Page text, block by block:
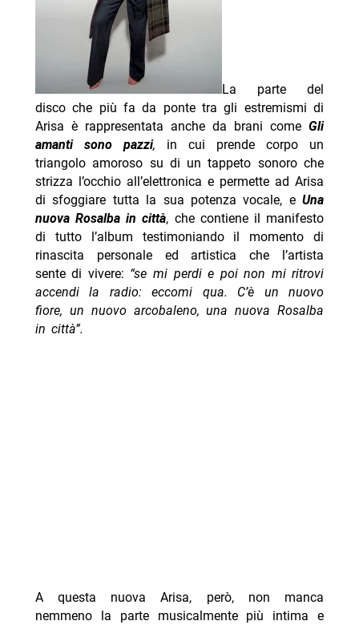
La parte del
disco che più fa da ponte tra gli estremismi di
Arisa è rappresentata anche da brani comeGli
amanti sono pazzi, in cui prende corpo un
triangolo amoroso su di un tappeto sonoro che
strizza l’occhio all’elettronica e permette ad Arisa
di sfoggiare tutta la sua potenza vocale, eUna
nuova Rosalba in città, che contiene il manifesto
di tutto l’album testimoniando il momento di
rinascita personale ed artistica che l’artista
sente di vivere: “se mi perdi e poi non mi ritrovi
accendi la radio: eccomi qua. C’è un nuovo
fiore, un nuovo arcobaleno, una nuova Rosalba
in città”.
A questa nuova Arisa, però, non manca
nemmeno la parte musicalmente più intima e